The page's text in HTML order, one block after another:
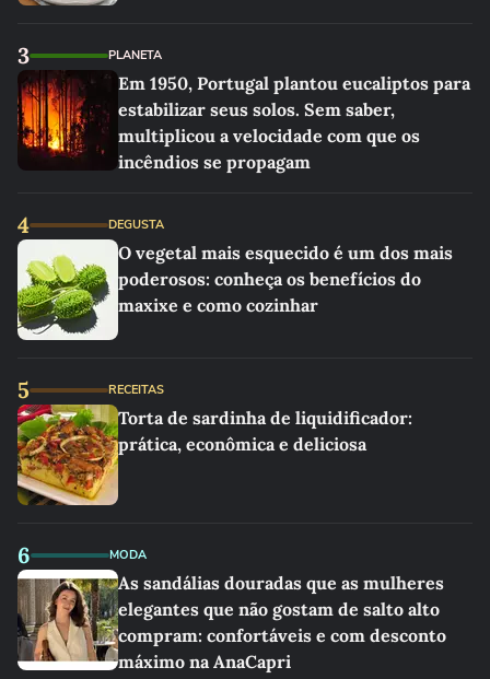
3 PLANETA
Em 1950, Portugal plantou eucaliptos para
estabilizar seus solos. Sem saber,
multiplicou a velocidade com que os
incêndios se propagam
4 DEGUSTA
O vegetal mais esquecido é um dos mais
poderosos: conheça os benefícios do
maxixe e como cozinhar
5 RECEITAS
Torta de sardinha de liquidificador:
prática, econômica e deliciosa
6 MODA
As sandálias douradas que as mulheres
elegantes que não gostam de salto alto
compram: confortáveis e com desconto
máximo na AnaCapri